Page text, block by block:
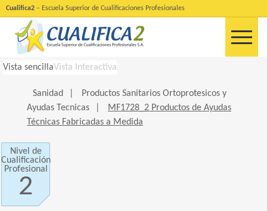
Cualifica2 – Escuela Superior de Cualificaciones Profesionales
Vista sencillaVista Interactiva
Sanidad
Productos Sanitarios Ortoprotesicos y
Ayudas Tecnicas
MF1728_2 Productos de Ayudas
Técnicas Fabricadas a Medida
Nivel de
Cualificación
Profesional
2